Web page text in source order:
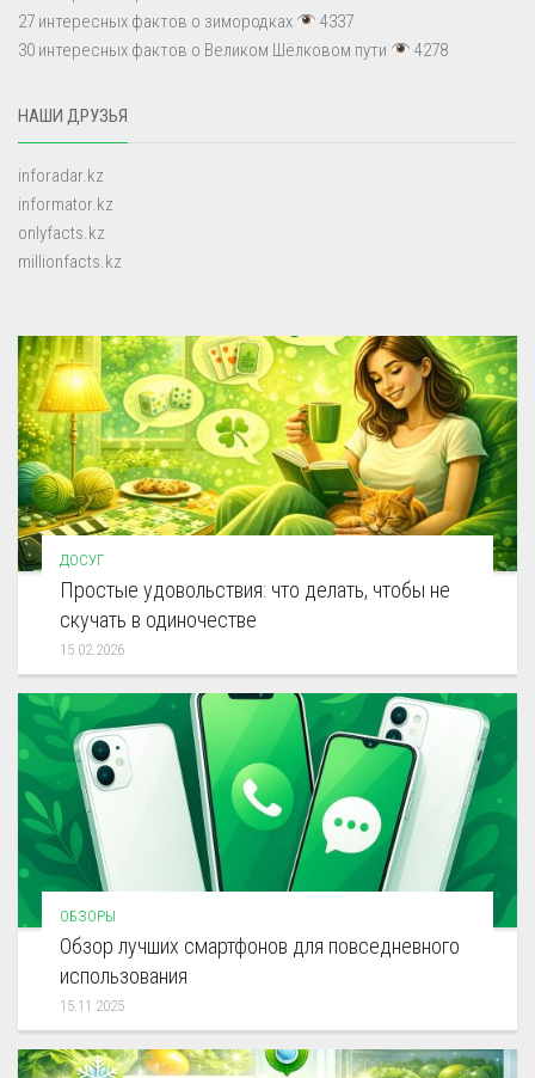
27 интересных фактов о зимородках
4337
30 интересных фактов о Великом Шёлковом пути
4278
НАШИ ДРУЗЬЯ
inforadar.kz
informator.kz
onlyfacts.kz
millionfacts.kz
ДОСУГ
Простые удовольствия: что делать, чтобы не
скучать в одиночестве
15.02.2026
ОБЗОРЫ
Обзор лучших смартфонов для повседневного
использования
15.11.2025